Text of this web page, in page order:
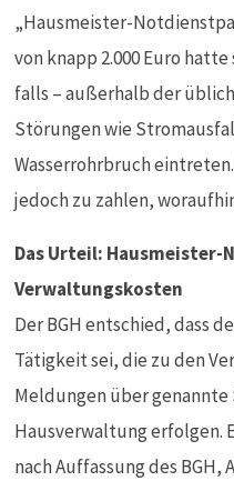
„Hausmeister-
von knapp 2.000 Euro
falls – außerhalb der
Störungen wie
Wasserrohrbruch
jedoch zu zahlen,
Das Urteil:
Verwaltungskosten
Der BGH entschied, dass
Tätigkeit sei, die zu den
Meldungen über genannte
Hausverwaltung erfolgen.
nach Auffassung des